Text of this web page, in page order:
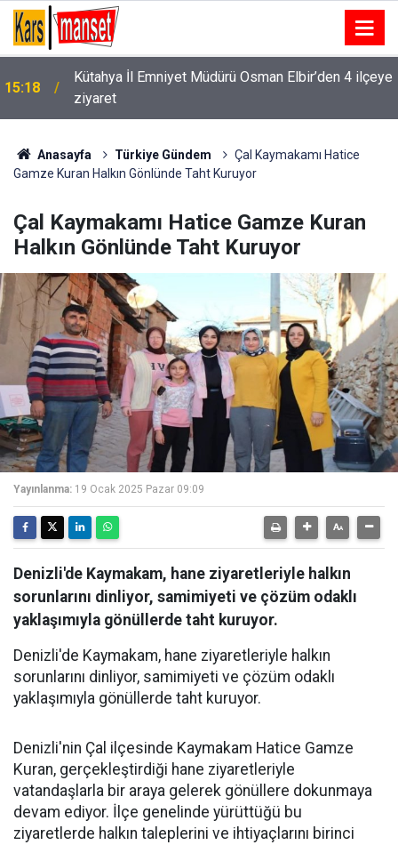
15:18
Kütahya İl Emniyet Müdürü Osman Elbir’den 4 ilçeye
ziyaret
Anasayfa Türkiye Gündem
Çal Kaymakamı Hatice
Gamze Kuran Halkın Gönlünde Taht Kuruyor
Çal Kaymakamı Hatice Gamze Kuran
Halkın Gönlünde Taht Kuruyor
Yayınlanma: 19 Ocak 2025 Pazar 09:09
Denizli'de Kaymakam, hane ziyaretleriyle halkın
sorunlarını dinliyor, samimiyeti ve çözüm odaklı
yaklaşımıyla gönüllerde taht kuruyor.
Denizli'de Kaymakam, hane ziyaretleriyle halkın
sorunlarını dinliyor, samimiyeti ve çözüm odaklı
yaklaşımıyla gönüllerde taht kuruyor.
Denizli'nin Çal ilçesinde Kaymakam Hatice Gamze
Kuran, gerçekleştirdiği hane ziyaretleriyle
vatandaşlarla bir araya gelerek gönüllere dokunmaya
devam ediyor. İlçe genelinde yürüttüğü bu
ziyaretlerde halkın taleplerini ve ihtiyaçlarını birinci